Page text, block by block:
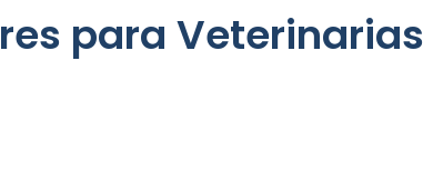
para Veterinarias